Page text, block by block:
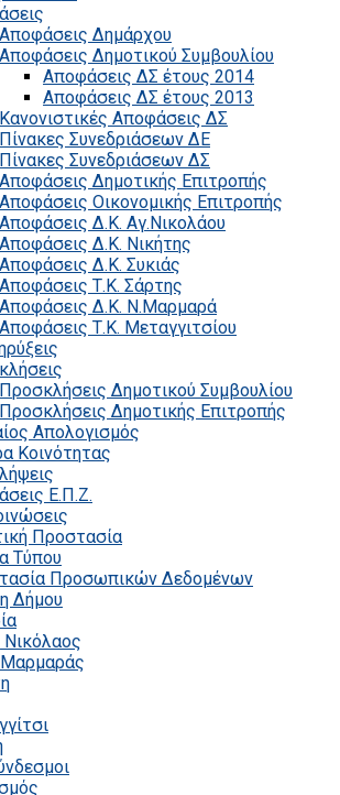
Αποφάσεις Δημάρχου
Αποφάσεις Δημοτικού Συμβουλίου
Αποφάσεις ΔΣ έτους 2014
Αποφάσεις ΔΣ έτους 2013
Κανονιστικές Αποφάσεις ΔΣ
Πίνακες Συνεδριάσεων ΔΕ
Πίνακες Συνεδριάσεων ΔΣ
Αποφάσεις Δημοτικής Επιτροπής
Αποφάσεις Οικονομικής Επιτροπής
Αποφάσεις Δ.Κ. Αγ.Νικολάου
Αποφάσεις Δ.Κ. Νικήτης
Αποφάσεις Δ.Κ. Συκιάς
Αποφάσεις Τ.Κ. Σάρτης
Αποφάσεις Δ.Κ. Ν.Μαρμαρά
Αποφάσεις Τ.Κ. Μεταγγιτσίου
Προσκλήσεις Δημοτικού Συμβουλίου
Προσκλήσεις Δημοτικής Επιτροπής
Απολογισμός
Κοινότητας
Ε.Π.Ζ.
Προστασία
Τύπου
Προσωπικών Δεδομένων
Δήμου
Νικόλαος